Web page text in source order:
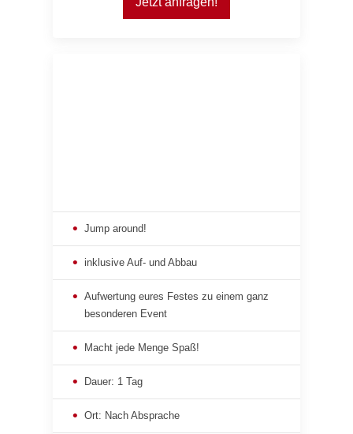
Jump around!
inklusive Auf- und Abbau
Aufwertung eures Festes zu einem ganz
besonderen Event
Macht jede Menge Spaß!
Dauer: 1 Tag
Ort: Nach Absprache